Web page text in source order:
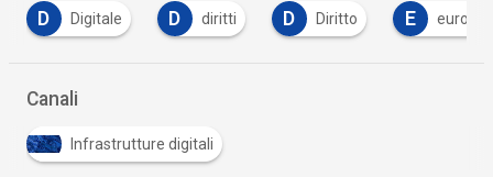
D Digitale D diritti D Diritto E europa
Canali
Infrastrutture digitali